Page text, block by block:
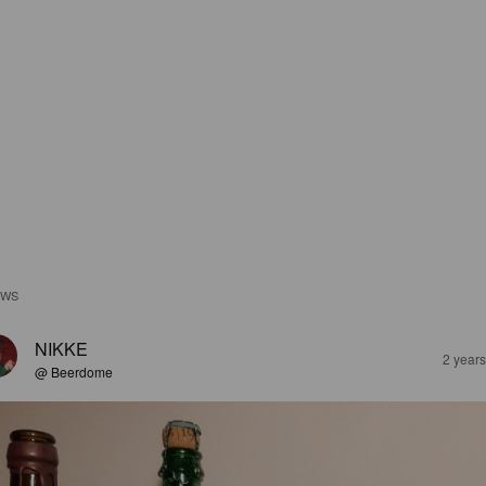
NIKKE
@ Beerdome
2